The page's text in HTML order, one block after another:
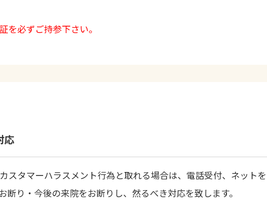
を必ずご持参下さい。
応
スタマーハラスメント行為と取れる場合は、電話受付、ネット
断り・今後の来院をお断りし、然るべき対応を致します。